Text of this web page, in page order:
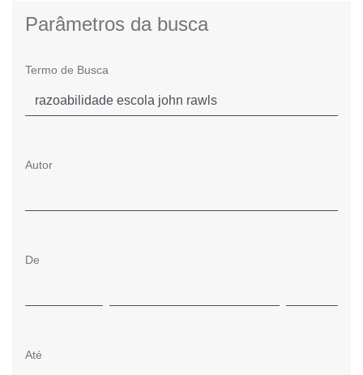
Parâmetros da busca
Termo de Busca
Autor
De
Até